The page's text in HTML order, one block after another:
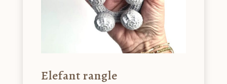
Elefant rangle